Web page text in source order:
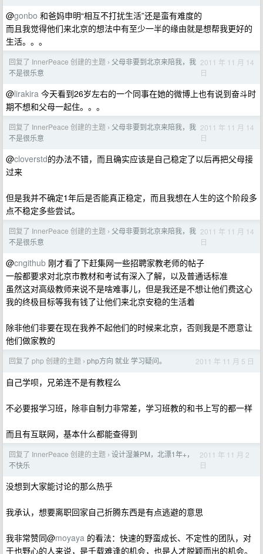
@gonbo 和爸妈申明“相互不打扰生活”还是蛮有难度的
而且我觉得他们来北京的想法中有至少一半的缘由就是想帮我更好的
生活。。。
回复了 InnerPeace 创建的主题 › 父母非要到北京来陪我，我
不是很乐意
2011 年 11 月 14
日
@lirakira 今天看到26岁左右的一个同事在她的微博上也有说到奋斗时
期不想和父母一起住。。。
回复了 InnerPeace 创建的主题 › 父母非要到北京来陪我，我
不是很乐意
2011 年 11 月 14
日
@cloverstd的办法不错，而且确实应该是自己稳定了以后再把父母接
过来
但是我并不确定1年后是否能真正稳定，而且我想在人生的这个阶段多
点不稳定多些尝试。
回复了 InnerPeace 创建的主题 › 父母非要到北京来陪我，我
不是很乐意
2011 年 11 月 14
日
@cngithub 刚才看了下赶集网一些招聘家教老师的帖子
一般都要求对北京市教材和考试有深入了解，以及普通话标准
虽然这对高级教师来说不是啥难事儿，但是我还是不想让他们费这心
我的终极目标等我有钱了让他们来北京安稳的生活着
除非他们非要在现在我养不起他们的时候来北京，否则我是不愿意让
他们做家教的
回复了 php 创建的主题 › php方向 就业 学习疑问。 2011 年 11 月 5 日
自己学呗，兄弟连不是有教程么
不必要报学习班，除非自制力非常差，学习班教的和书上写的都一样
而且有互联网，基本什么都能查得到
回复了 InnerPeace 创建的主题 › 设计湿兼PM，北漂1年+，
不快乐
2011 年 11 月 2
日
没想到大家能讨论的那么热乎
我承认，想要离职回家自己折腾东西是有点逃避的意思
我非常赞同@moyaya 的看法：快速的野蛮成长、不定性的团队，对
于也野心的人来说，是千载难逢的机会，也是人才脱颖而出的机会。